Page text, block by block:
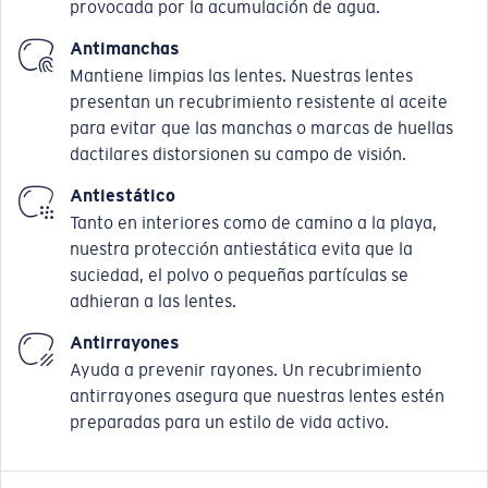
provocada por la acumulación de agua.
Antimanchas
Mantiene limpias las lentes. Nuestras lentes
presentan un recubrimiento resistente al aceite
para evitar que las manchas o marcas de huellas
dactilares distorsionen su campo de visión.
Antiestático
Tanto en interiores como de camino a la playa,
nuestra protección antiestática evita que la
suciedad, el polvo o pequeñas partículas se
adhieran a las lentes.
Antirrayones
Ayuda a prevenir rayones. Un recubrimiento
antirrayones asegura que nuestras lentes estén
preparadas para un estilo de vida activo.